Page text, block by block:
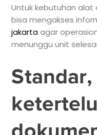
Untuk kebutuhan alat
bisa mengakses
jakartaagar
menunggu unit
Standar,